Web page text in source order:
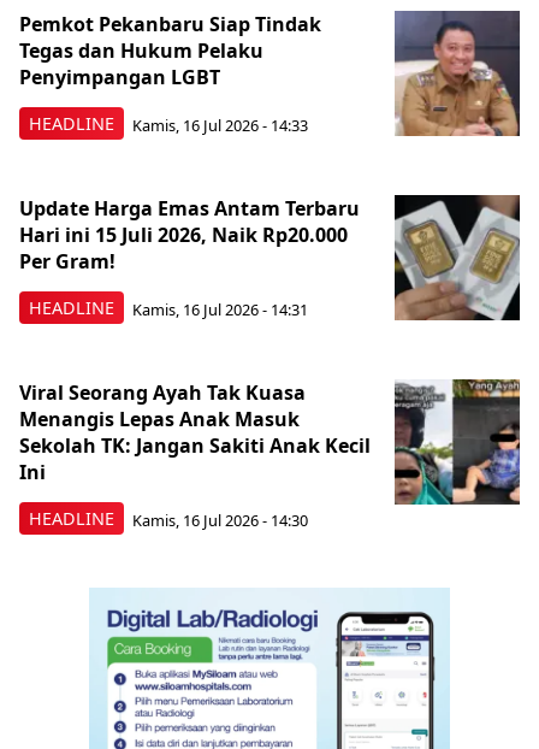
HEADLINE
Pemkot Pekanbaru Siap Tindak
Tegas dan Hukum Pelaku
Penyimpangan LGBT
Kamis, 16 Jul 2026 - 14:33
HEADLINE
Update Harga Emas Antam Terbaru
Hari ini 15 Juli 2026, Naik Rp20.000
Per Gram!
Kamis, 16 Jul 2026 - 14:31
HEADLINE
Viral Seorang Ayah Tak Kuasa
Menangis Lepas Anak Masuk
Sekolah TK: Jangan Sakiti Anak Kecil
Ini
Kamis, 16 Jul 2026 - 14:30